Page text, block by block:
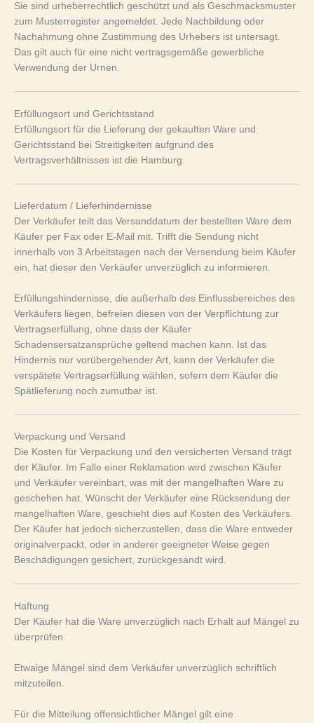
Sie sind urheberrechtlich geschützt und als Geschmacksmuster
zum Musterregister angemeldet. Jede Nachbildung oder
Nachahmung ohne Zustimmung des Urhebers ist untersagt.
Das gilt auch für eine nicht vertragsgemäße gewerbliche
Verwendung der Urnen.
Erfüllungsort und Gerichtsstand
Erfüllungsort für die Lieferung der gekauften Ware und
Gerichtsstand bei Streitigkeiten aufgrund des
Vertragsverhältnisses ist die Hamburg.
Lieferdatum / Lieferhindernisse
Der Verkäufer teilt das Versanddatum der bestellten Ware dem
Käufer per Fax oder E-Mail mit. Trifft die Sendung nicht
innerhalb von 3 Arbeitstagen nach der Versendung beim Käufer
ein, hat dieser den Verkäufer unverzüglich zu informieren.
Erfüllungshindernisse, die außerhalb des Einflussbereiches des
Verkäufers liegen, befreien diesen von der Verpflichtung zur
Vertragserfüllung, ohne dass der Käufer
Schadensersatzansprüche geltend machen kann. Ist das
Hindernis nur vorübergehender Art, kann der Verkäufer die
verspätete Vertragserfüllung wählen, sofern dem Käufer die
Spätlieferung noch zumutbar ist.
Verpackung und Versand
Die Kosten für Verpackung und den versicherten Versand trägt
der Käufer. Im Falle einer Reklamation wird zwischen Käufer
und Verkäufer vereinbart, was mit der mangelhaften Ware zu
geschehen hat. Wünscht der Verkäufer eine Rücksendung der
mangelhaften Ware, geschieht dies auf Kosten des Verkäufers.
Der Käufer hat jedoch sicherzustellen, dass die Ware entweder
originalverpackt, oder in anderer geeigneter Weise gegen
Beschädigungen gesichert, zurückgesandt wird.
Haftung
Der Käufer hat die Ware unverzüglich nach Erhalt auf Mängel zu
überprüfen.
Etwaige Mängel sind dem Verkäufer unverzüglich schriftlich
mitzuteilen.
Für die Mitteilung offensichtlicher Mängel gilt eine